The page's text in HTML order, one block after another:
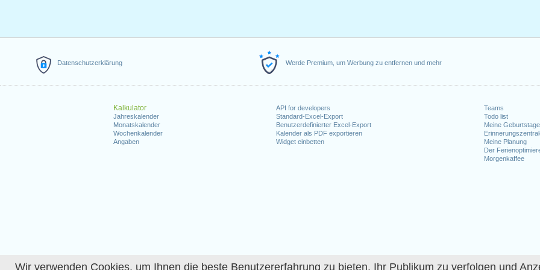
Wir verwenden Cookies, um Ihnen die beste Benutzererfahrung zu bieten, Ihr Publikum zu verfolgen und
Datenschutzerklärung Werde Premium, um Werbung zu entfernen und mehr
Kalkulator
Jahreskalender
Monatskalender
Wochenkalender
Angaben
API for developers
Standard-Excel-Export
Benutzerdefinierter Excel-Export
Kalender als PDF exportieren
Widget einbetten
Teams
Todo list
Meine Geburtstage
Meine Planung
Der
Morgenkaffee